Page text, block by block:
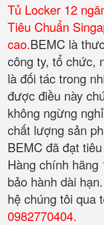
Tủ Locker 12
Tiêu Chuẩn
cao.BEMC là
công ty, tổ chức,
là đối tác trong
được điều này
không ngừng
chất lượng sản
BEMC đã đạt
Hàng chính
bảo hành dài
hệ chúng tôi qua
0982770404.